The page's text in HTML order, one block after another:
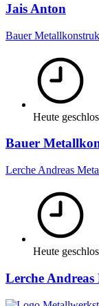
Jais Anton
Bauer
Heute
Bauer
Lerche Andreas
Heute
Lerche Andreas